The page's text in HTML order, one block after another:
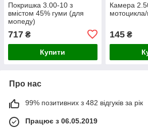
Покришка 3.00-10 з
вмістом 45% гуми (для
мопеду)
717 ₴
Купити
Камера
145₴
Про нас
99% позитивних з 482 відгуків за рік
Працює з 06.05.2019